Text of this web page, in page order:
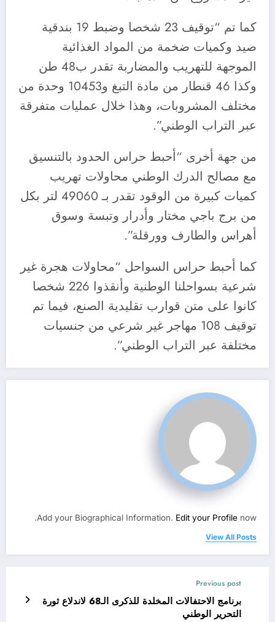
كما تم “توقيف 23 شخصا وضبط 19 بندقية
صيد وكميات ضخمة من المواد الغذائية
الموجهة للتهريب والمضاربة تقدر ب48 طن
وكذا 46 قنطار من مادة التبغ و10453 وحدة من
مختلف المشروبات، وهذا خلال عمليات متفرقة
عبر التراب الوطني”.
من جهة أخرى “أحبط حراس الحدود بالتنسيق
مع مصالح الدرك الوطني محاولات تهريب
كميات كبيرة من الوقود تقدر بـ 49060 لتر بكل
من برج باجي مختار وأدرار وتبسة وسوق
أهراس والطارف وورقلة”.
كما أحبط حراس السواحل “محاولات هجرة غير
شرعية بسواحلنا الوطنية وأنقذوا 226 شخصا
كانوا على متن قوارب تقليدية الصنع، فيما تم
توقيف 108 مهاجر غير شرعي من جنسيات
مختلفة عبر التراب الوطني”.
Add your Biographical Information. Edit your Profile now.
View All Posts
Previous post
برنامج الاحتفالات المخلدة للذكرى الـ68 لاندلاع ثورة
التحرير الوطني